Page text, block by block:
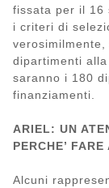
fissata per il 16
i criteri di
dipartimenti
saranno i 180
finanziamenti.
ARIEL: UN
PERCHE’
Alcuni